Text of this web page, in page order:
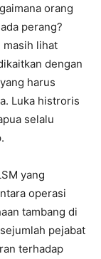
orang
perang?
masih lihat
dengan
harus
Luka histroris
selalu
yang
operasi
tambang di
pejabat
terhadap